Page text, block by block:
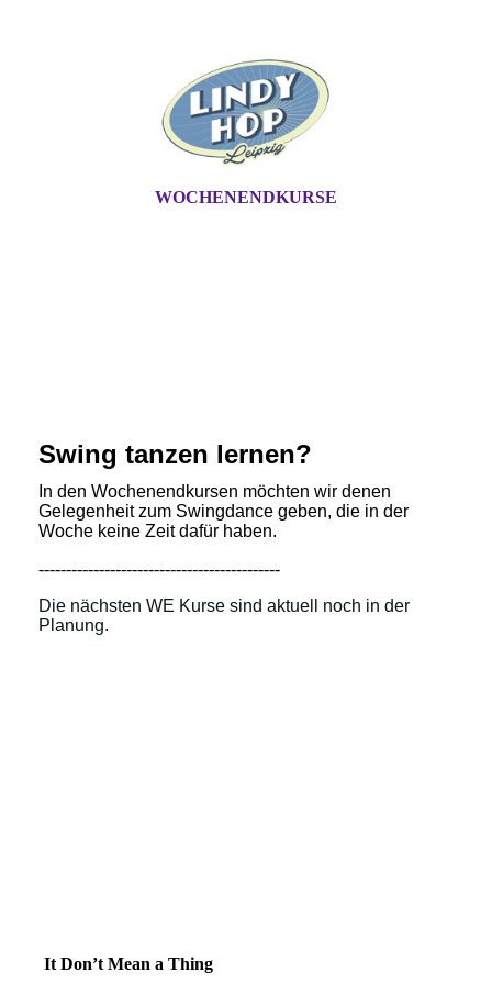
WOCHENENDKURSE
Swing tanzen lernen?
In den Wochenendkursen möchten wir denen
Gelegenheit zum Swingdance geben, die in der
Woche keine Zeit dafür haben.
--------------------------------------------
Die nächsten WE Kurse sind aktuell noch in der
Planung.
It Don’t Mean a Thing